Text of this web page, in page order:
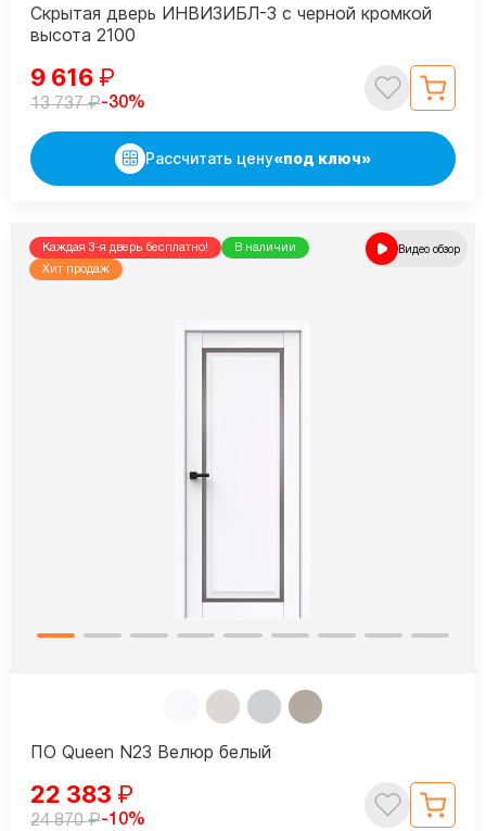
Скрытая дверь ИНВИЗИБЛ-3 с черной кромкой
высота 2100
9 616 ₽
13 737₽-30%
Рассчитать цену«под ключ»
Каждая 3-я дверь бесплатно!
В наличии
Хит продаж
Видео обзор
ПО Queen N23 Велюр белый
22 383 ₽
24 870₽-10%